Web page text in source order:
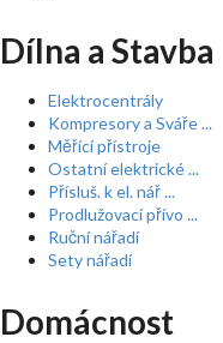
Dílna a Stavba
Elektrocentrály
Kompresory a Sváře ...
Měřící přístroje
Ostatní elektrické ...
Přísluš. k el. nář ...
Prodlužovací přívo ...
Ruční nářadí
Sety nářadí
Domácnost